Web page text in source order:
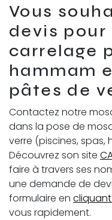
Vous
devis pour
carrelage
hammam
pâtes de
Contactez notre
dans la pose de
verre (piscines, spas,
Découvrez son site
faire à travers ses
une demande de
formulaire en
vous rapidement.